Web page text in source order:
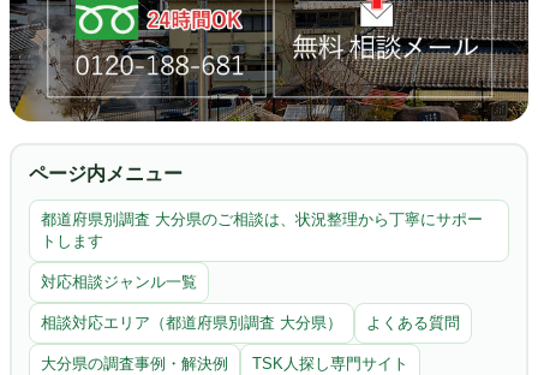
ページ内メニュー
都道府県別調査 大分県のご相談は、状況整理から丁寧にサポー
トします
対応相談ジャンル一覧
相談対応エリア（都道府県別調査 大分県） よくある質問
大分県の調査事例・解決例 TSK人探し専門サイト